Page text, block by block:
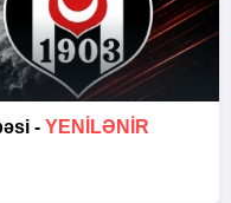
- YENİLƏNİR